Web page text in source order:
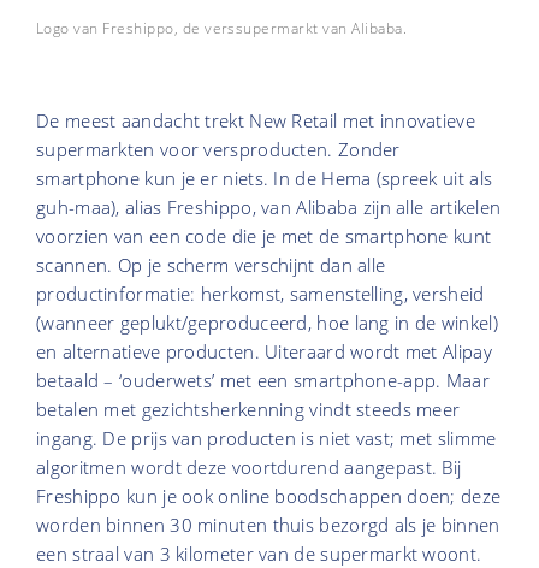
Logo van Freshippo, de verssupermarkt van Alibaba.
De meest aandacht trekt New Retail met innovatieve
supermarkten voor versproducten. Zonder
smartphone kun je er niets. In de Hema (spreek uit als
guh-maa), alias Freshippo, van Alibaba zijn alle artikelen
voorzien van een code die je met de smartphone kunt
scannen. Op je scherm verschijnt dan alle
productinformatie: herkomst, samenstelling, versheid
(wanneer geplukt/geproduceerd, hoe lang in de winkel)
en alternatieve producten. Uiteraard wordt met Alipay
betaald – ‘ouderwets’ met een smartphone-app. Maar
betalen met gezichtsherkenning vindt steeds meer
ingang. De prijs van producten is niet vast; met slimme
algoritmen wordt deze voortdurend aangepast. Bij
Freshippo kun je ook online boodschappen doen; deze
worden binnen 30 minuten thuis bezorgd als je binnen
een straal van 3 kilometer van de supermarkt woont.